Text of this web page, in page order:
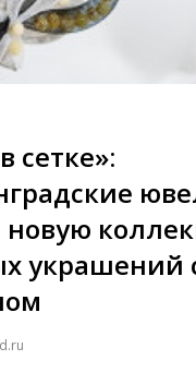
сетке»:
новую
украшений